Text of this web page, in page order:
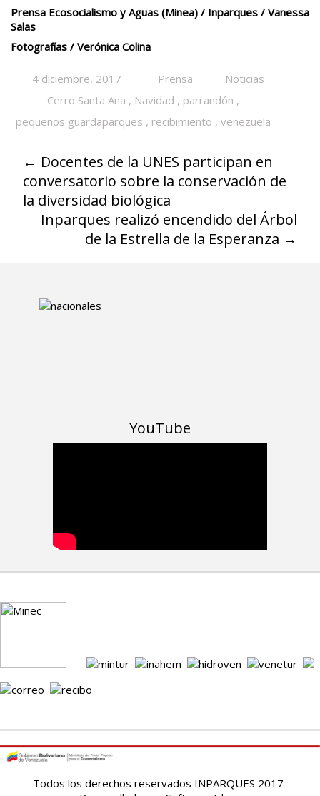
Prensa Ecosocialismo y Aguas (Minea) / Inparques / Vanessa
Salas
Fotografías / Verónica Colina
4 diciembre, 2017 Prensa
Noticias
Cerro Santa Ana , Navidad , parrandón ,
pequeños guardaparques , recibimiento ,venezuela
← Docentes de la UNES participan en
conversatorio sobre la conservación de
la diversidad biológica
Inparques realizó encendido del Árbol
de la Estrella de la Esperanza →
YouTube
Todos los derechos reservados INPARQUES 2017-